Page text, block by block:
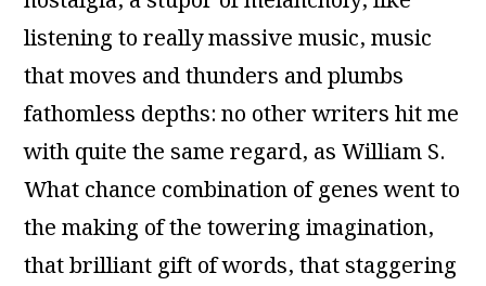
listening to really massive music, music
that moves and thunders and plumbs
fathomless depths: no other writers hit me
with quite the same regard, as William S.
What chance combination of genes went to
the making of the towering imagination,
that brilliant gift of words, that staggering